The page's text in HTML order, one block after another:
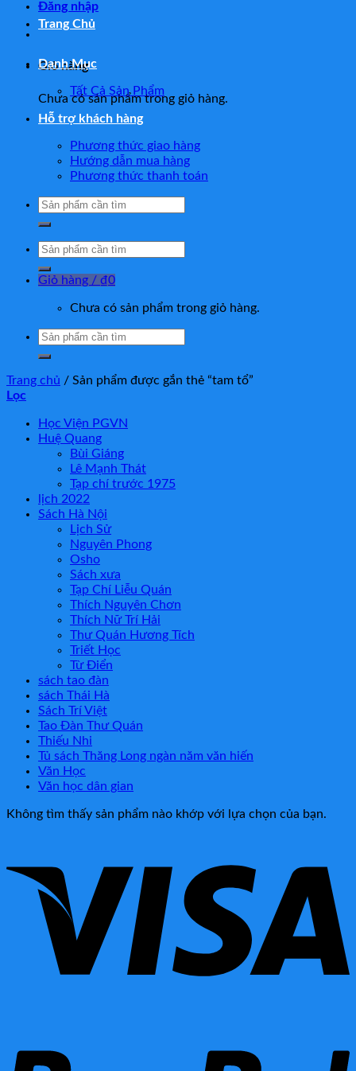
Đăng nhập
Giỏ hàng
Chưa có sản phẩm trong giỏ hàng.
Trang Chủ
Danh Mục
Tất Cả Sản Phẩm
Hỗ trợ khách hàng
Phương thức giao hàng
Hướng dẫn mua hàng
Phương thức thanh toán
Tìm
Tìm
Giỏ hàng / ₫0
Chưa có sản phẩm trong giỏ hàng.
Tìm
Trang chủ / Sản phẩm được gắn thẻ “tam tổ”
Lọc
Học Viện PGVN
Huệ Quang
Bùi Giáng
Lê Mạnh Thát
Tạp chí trước 1975
lịch 2022
Sách Hà Nội
Lịch Sử
Nguyên Phong
Osho
Sách xưa
Tạp Chí Liễu Quán
Thích Nguyên Chơn
Thích Nữ Trí Hải
Thư Quán Hương Tích
Triết Học
Từ Điển
sách tao đàn
sách Thái Hà
Sách Trí Việt
Tao Đàn Thư Quán
Thiếu Nhi
Tủ sách Thăng Long ngàn năm văn hiến
Văn Học
Văn học dân gian
Không tìm thấy sản phẩm nào khớp với lựa chọn của bạn.